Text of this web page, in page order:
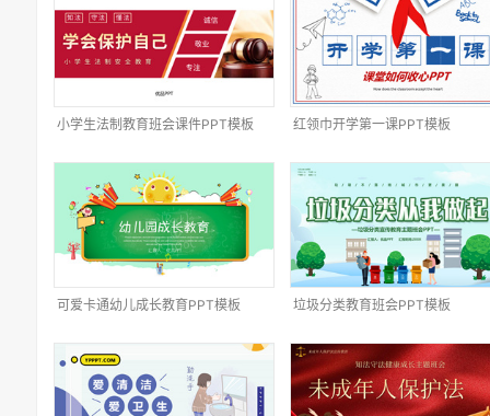
小学生法制教育班会课件PPT模板 红领巾开学第一课PPT模板
可爱卡通幼儿成长教育PPT模板 垃圾分类教育班会PPT模板